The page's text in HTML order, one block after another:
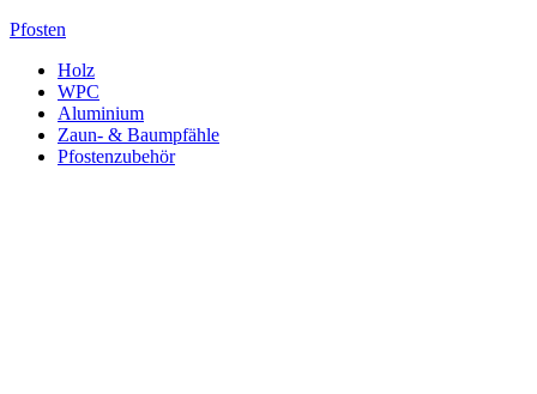
Pfosten
Holz
WPC
Aluminium
Zaun- & Baumpfähle
Pfostenzubehör